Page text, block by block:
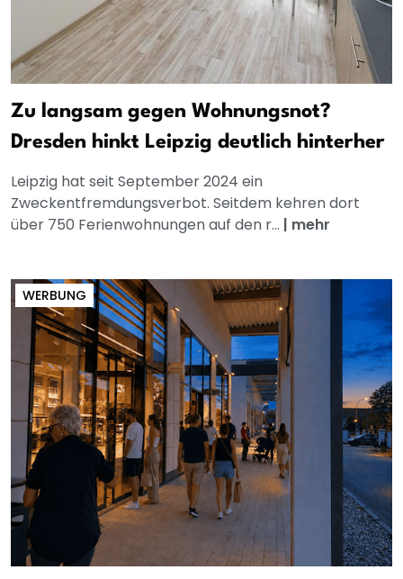
Zu langsam gegen Wohnungsnot?
Dresden hinkt Leipzig deutlich hinterher
Leipzig hat seit September 2024 ein
Zweckentfremdungsverbot. Seitdem kehren dort
über 750 Ferienwohnungen auf den r... | mehr
WERBUNG